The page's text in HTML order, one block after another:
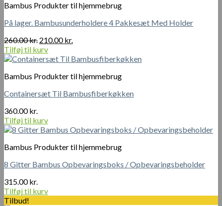
Bambus Produkter til hjemmebrug
På lager. Bambusunderholdere 4 Pakkesæt Med Holder
260.00kr. Den
oprindelige
pris
260.00 kr..
210.00kr.
pris
210.00 kr..
Tilføj til kurv
Bambus Produkter til hjemmebrug
Containersæt Til Bambusfiberkøkken
360.00kr.
Tilføj til kurv
Bambus Produkter til hjemmebrug
8 Gitter Bambus Opbevaringsboks / Opbevaringsbeholder
315.00kr.
Tilføj til kurv
Tilbud!